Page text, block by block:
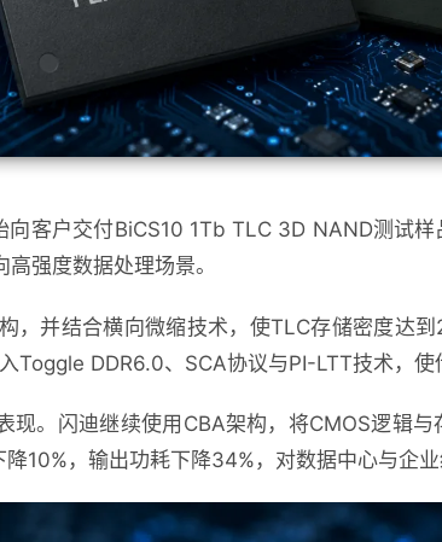
向客户交付BiCS10 1Tb TLC 3D NAND测试
强度数据处理场景。
，并结合横向微缩技术，使TLC存储密度达
Toggle DDR6.0、SCA协议与PI-LTT技术，使
现。闪迪继续使用CBA架构，将CMOS逻辑
10%，输出功耗下降34%，对数据中心与企